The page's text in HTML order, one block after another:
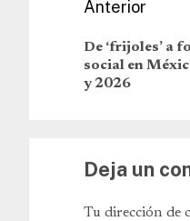
Anterior
De ‘frijoles’ a
social en
y 2026
Deja un
Tu dirección de